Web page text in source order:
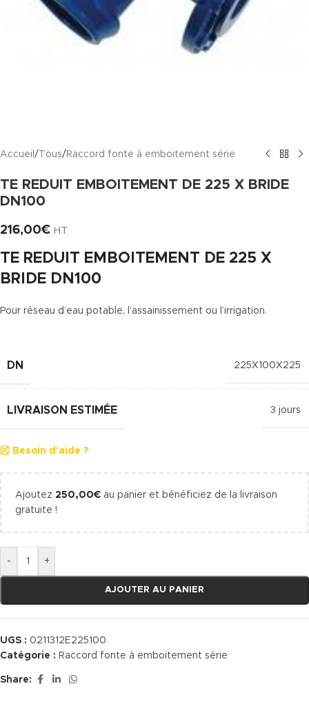
Accueil /Tous/ Raccord fonte à emboitement série
TE REDUIT EMBOITEMENT DE 225 X BRIDE
DN100
216,00€ HT
TE REDUIT EMBOITEMENT DE 225 X
BRIDE DN100
Pour réseau d’eau potable, l’assainissement ou l’irrigation.
DN 225X100X225
LIVRAISON ESTIMÉE 3 jours
Besoin d'aide ?
Ajoutez 250,00€ au panier et bénéficiez de la livraison
gratuite !
- +
AJOUTER AU PANIER
UGS : 0211312E225100
Catégorie : Raccord fonte à emboitement série
Share: